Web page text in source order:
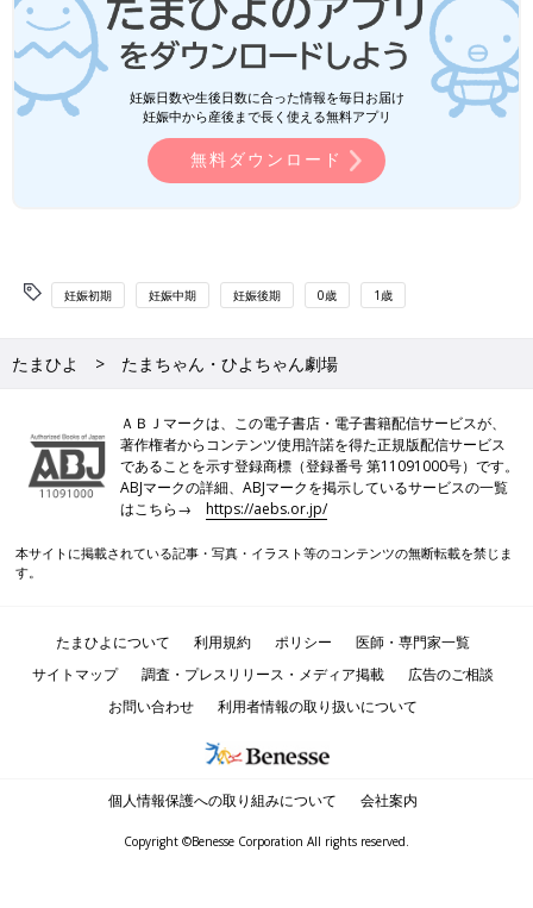
妊娠日数や生後日数に合った情報を毎日お届け
妊娠中から産後まで長く使える無料アプリ
無料ダウンロード
妊娠初期 妊娠中期 妊娠後期 0歳 1歳
たまひよ たまちゃん・ひよちゃん劇場
ＡＢＪマークは、この電子書店・電子書籍配信サービスが、
著作権者からコンテンツ使用許諾を得た正規版配信サービス
であることを示す登録商標（登録番号 第11091000号）です。
ABJマークの詳細、ABJマークを掲示しているサービスの一覧
はこちら→https://aebs.or.jp/
本サイトに掲載されている記事・写真・イラスト等のコンテンツの無断転載を禁じま
す。
たまひよについて 利用規約 ポリシー
医師・専門家一覧
サイトマップ
調査・プレスリリース・メディア掲載
広告のご相談
お問い合わせ
利用者情報の取り扱いについて
個人情報保護への取り組みについて 会社案内
Copyright ©Benesse Corporation All rights reserved.